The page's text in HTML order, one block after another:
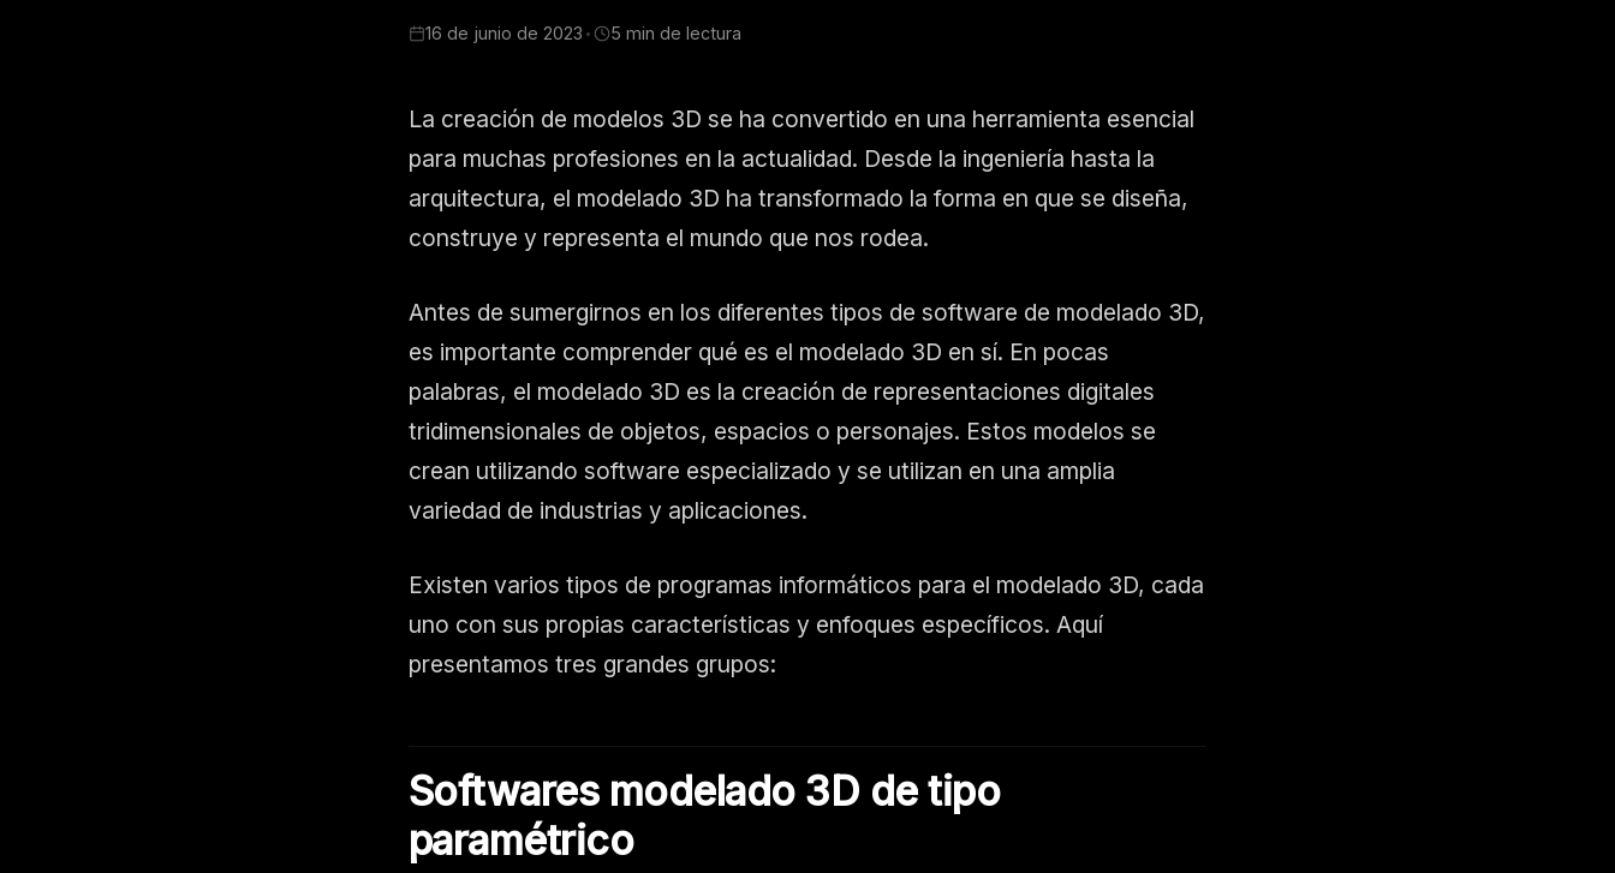
16 de junio de 2023 5 min de lectura
La creación de modelos 3D se ha convertido en una herramienta esencial
para muchas profesiones en la actualidad. Desde la ingeniería hasta la
arquitectura, el modelado 3D ha transformado la forma en que se diseña,
construye y representa el mundo que nos rodea.
Antes de sumergirnos en los diferentes tipos de software de modelado 3D,
es importante comprender qué es el modelado 3D en sí. En pocas
palabras, el modelado 3D es la creación de representaciones digitales
tridimensionales de objetos, espacios o personajes. Estos modelos se
crean utilizando software especializado y se utilizan en una amplia
variedad de industrias y aplicaciones.
Existen varios tipos de programas informáticos para el modelado 3D, cada
uno con sus propias características y enfoques específicos. Aquí
presentamos tres grandes grupos:
Softwares modelado 3D de tipo
paramétrico